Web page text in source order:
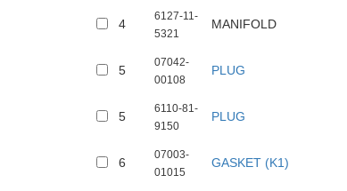
4
6127-11-
5321
MANIFOLD
5
07042-
00108
PLUG
5
6110-81-
9150
PLUG
6
07003-
01015
GASKET (K1)